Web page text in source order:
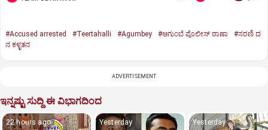
#Accused arrested #Teertahalli #Agumbey #ಆಗುಂಬೆ ಪೊಲೀಸ್ ಠಾಣಾ
#ಸರಣಿ ದ
ನ ಕಳ್ಳತನ
ADVERTISEMENT
ಇನ್ನಷ್ಟು ಸುದ್ದಿ ಈ ವಿಭಾಗದಿಂದ
22 hours ago Yesterday Yesterday